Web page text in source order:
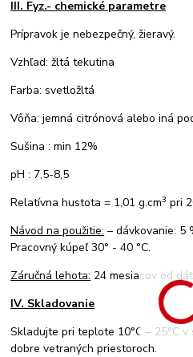
III. Fyz.- chemické parametre
Prípravok je nebezpečný, žieravý.
Vzhľad: žltá tekutina
Farba: svetložltá
Vôňa: jemná citrónová alebo iná
Sušina : min 12%
pH : 7,5-8,5
Relatívna hustota = 1,01 g.cm3 pri
Návod na použitie: – dávkovanie: 5
Pracovný kúpeľ 30° - 40 °C.
Záručná lehota: 24 mesiacov od
IV. Skladovanie
Skladujte pri teplote 10°C – 25°C
dobre vetraných priestoroch.